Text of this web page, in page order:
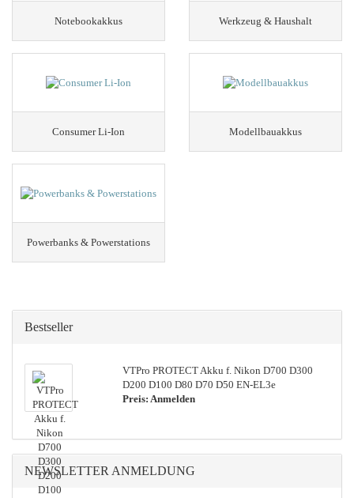
Notebookakkus Werkzeug & Haushalt
Consumer Li-Ion Modellbauakkus
Powerbanks & Powerstations
Bestseller
VTPro PROTECT Akku f. Nikon D700 D300
D200 D100 D80 D70 D50 EN-EL3e
Preis: Anmelden
NEWSLETTER ANMELDUNG